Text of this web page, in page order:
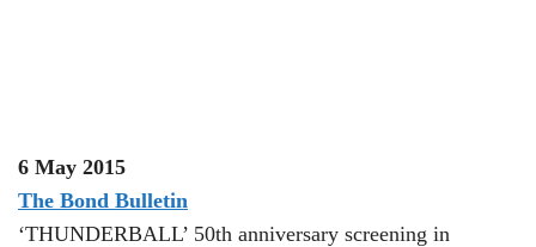
6 May 2015
The Bond Bulletin
‘THUNDERBALL’ 50th anniversary screening in